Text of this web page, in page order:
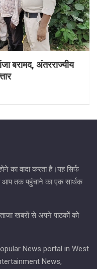
बरामद, अंतरराज्यीय
का वादा करता है।यह सिर्फ
आप तक पहुंचाने का एक सार्थक
ताजा खबरों से अपने पाठकों को
News portal in West
News,